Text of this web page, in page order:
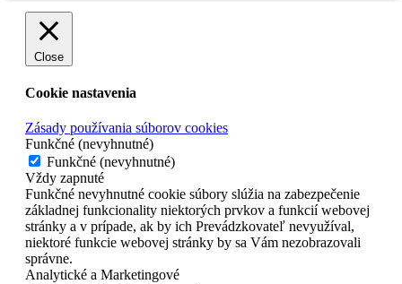
Close
Cookie nastavenia
Zásady používania súborov cookies
Funkčné (nevyhnutné)
Funkčné (nevyhnutné)
Vždy zapnuté
Funkčné nevyhnutné cookie súbory slúžia na zabezpečenie
základnej funkcionality niektorých prvkov a funkcií webovej
stránky a v prípade, ak by ich Prevádzkovateľ nevyužíval,
niektoré funkcie webovej stránky by sa Vám nezobrazovali
správne.
Analytické a Marketingové